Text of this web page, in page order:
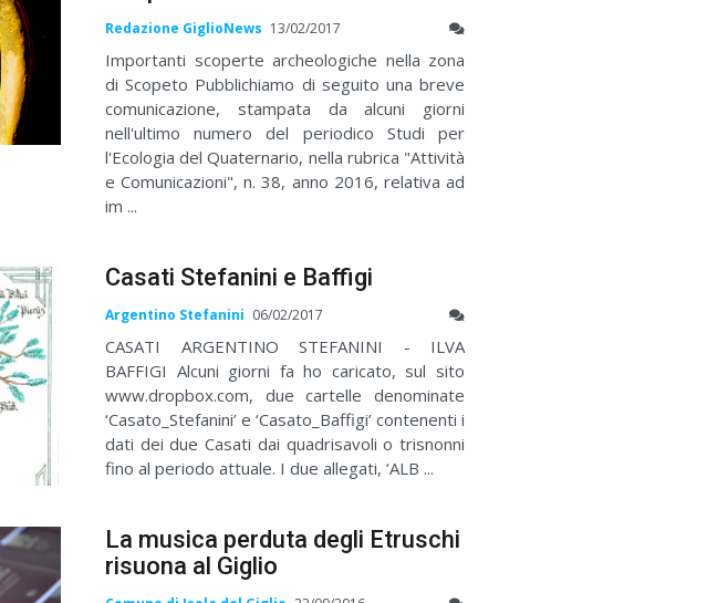
Redazione GiglioNews 13/02/2017
Importanti scoperte archeologiche nella zona
di Scopeto Pubblichiamo di seguito una breve
comunicazione, stampata da alcuni giorni
nell'ultimo numero del periodico Studi per
l'Ecologia del Quaternario, nella rubrica "Attività
e Comunicazioni", n. 38, anno 2016, relativa ad
im ...
Casati Stefanini e Baffigi
Argentino Stefanini 06/02/2017
CASATI ARGENTINO STEFANINI - ILVA
BAFFIGI Alcuni giorni fa ho caricato, sul sito
www.dropbox.com, due cartelle denominate
‘Casato_Stefanini’ e ‘Casato_Baffigi’ contenenti i
dati dei due Casati dai quadrisavoli o trisnonni
fino al periodo attuale. I due allegati, ‘ALB ...
La musica perduta degli Etruschi
risuona al Giglio